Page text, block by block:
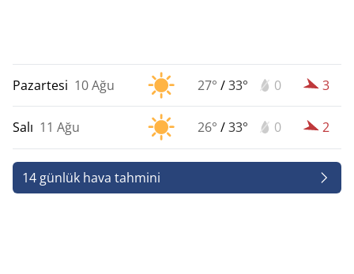
Pazartesi 10 Ağu 27° /33° 0 3
Salı 11 Ağu 26° /33° 0 2
14 günlük hava tahmini